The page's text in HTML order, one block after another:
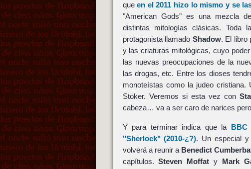
queen el 2011 hizo lo mismo y se
"American Gods" es una mezcla
distintas mitologías clásicas. Toda
protagonista llamado Shadow. El libro
y las criaturas mitológicas, cuyo
las nuevas preocupaciones de la
las drogas, etc. Entre los dioses
monoteístas como la judeo
Stoker. Veremos si esta vez con
cabeza… va a ser caro de narices
Y para terminar indica que la BBC
"Sherlock" (2010-¿?). Un especial y
volverá a reunir a Benedict
capítulos.Steven Moffat y Mark